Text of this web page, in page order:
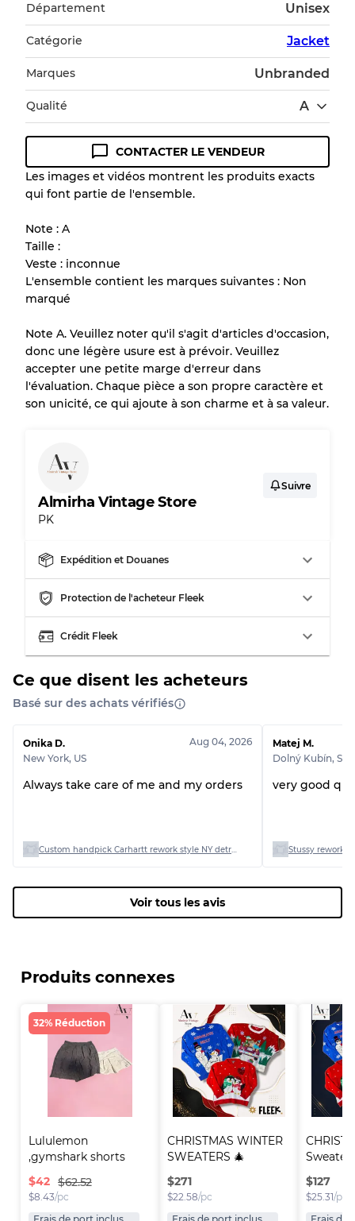
Département Unisex
Catégorie Jacket
Marques Unbranded
Qualité A
Guide des conditions
Tous les produits incluent un niveau de
de chaque article avant l'achat.
Il y a une marge d'erreur allant jusqu'à
en raison de la vente en gros
Notre système à 3 niveaux
Qualité APresque neuf, usure légère
Qualité C
Répartition pour ratios mixtes
Qualité AB
70% A, 30% B
Qualité BC
60% B, 40% C
Qualité ABC
30% A, 40% B, 30% C
CONTACTER LE VENDEUR
Les images et vidéos montrent les produits exacts
qui font partie de l'ensemble.
Note : A
Taille :
Veste : inconnue
L'ensemble contient les marques suivantes : Non
marqué
Note A. Veuillez noter qu'il s'agit d'articles d'occasion,
donc une légère usure est à prévoir. Veuillez
accepter une petite marge d'erreur dans
l'évaluation. Chaque pièce a son propre caractère et
son unicité, ce qui ajoute à son charme et à sa valeur.
Almirha Vintage Store
PK
Suivre
Expédition et Douanes
Protection de l'acheteur Fleek
Crédit Fleek
Ce que disent les acheteurs
Basé sur des achats vérifiés
Onika D.
New York, US
Aug 04, 2026
Always take care of me and my orders
Matej M.
Dolný Kubín, SK
very good
Stussy rework
Voir tous les avis
Produits connexes
32% Réduction
Lululemon
,gymshark shorts
$42 $62.52
$8.43/pc
CHRISTMAS WINTER
SWEATERS 🎄
$271
$22.58/pc
$127
$25.31/pc